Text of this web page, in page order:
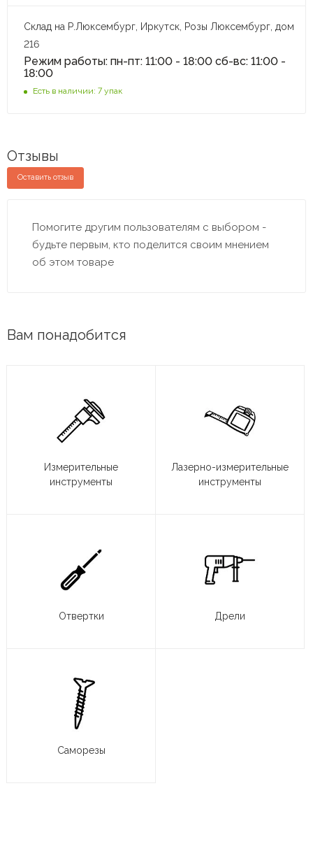
Склад на Р.Люксембург, Иркутск, Розы Люксембург, дом
216
Режим работы: пн-пт: 11:00 - 18:00 сб-вс: 11:00 -
18:00
Есть в наличии: 7 упак
Отзывы
Оставить отзыв
Помогите другим пользователям с выбором -
будьте первым, кто поделится своим мнением
об этом товаре
Вам понадобится
Измерительные
инструменты
Лазерно-измерительные
инструменты
Отвертки Дрели
Саморезы